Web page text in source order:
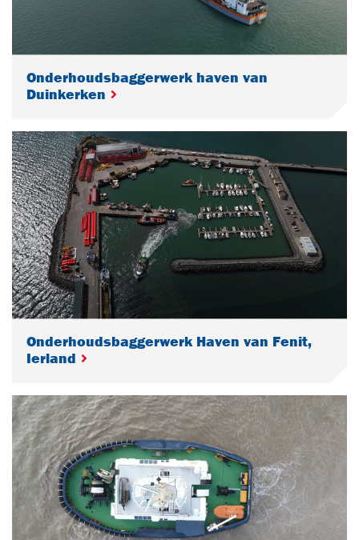
Onderhoudsbaggerwerk haven van
Duinkerken
Onderhoudsbaggerwerk Haven van Fenit,
Ierland